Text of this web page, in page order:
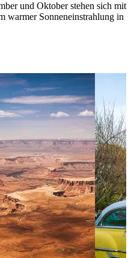
und Oktober stehen sich mit
warmer Sonneneinstrahlung in